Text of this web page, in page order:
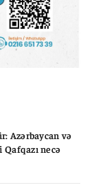
Azərbaycan və
necə